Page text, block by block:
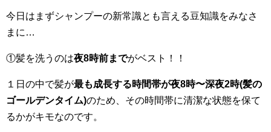
今日はまずシャンプーの新常識とも言える豆知識をみなさ
まに…
①髪を洗うのは夜8時前までがベスト！！
１日の中で髪が最も成長する時間帯が夜8時〜深夜2時(髪の
ゴールデンタイム)のため、その時間帯に清潔な状態を保て
るかがキモなのです。